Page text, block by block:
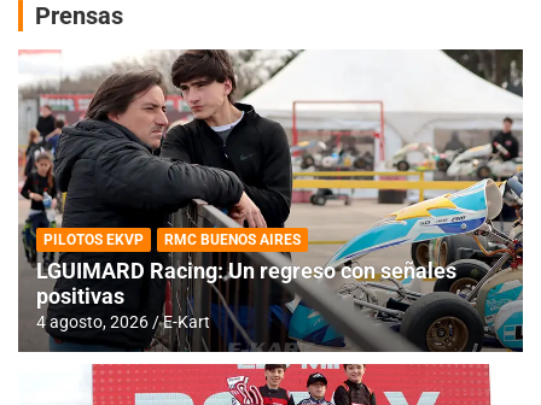
Prensas
PILOTOS EKVP RMC BUENOS AIRES
LGUIMARD Racing: Un regreso con señales
positivas
4 agosto, 2026 E-Kart